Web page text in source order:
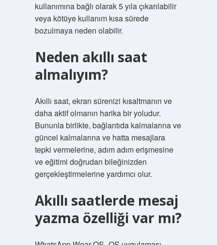
kullanımına bağlı olarak 5 yıla çıkarılabilir
veya kötüye kullanım kısa sürede
bozulmaya neden olabilir.
Neden akıllı saat
almalıyım?
Akıllı saat, ekran sürenizi kısaltmanın ve
daha aktif olmanın harika bir yoludur.
Bununla birlikte, bağlantıda kalmalarına ve
güncel kalmalarına ve hatta mesajlara
tepki vermelerine, adım adım erişmesine
ve eğitimi doğrudan bileğinizden
gerçekleştirmelerine yardımcı olur.
Akıllı saatlerde mesaj
yazma özelliği var mı?